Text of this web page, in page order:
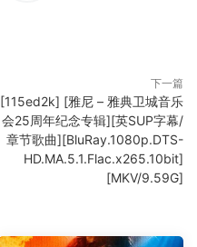
下一篇
[115ed2k] [雅尼 – 雅典卫城音乐
会25周年纪念专辑][英SUP字幕/
章节歌曲][BluRay.1080p.DTS-
HD.MA.5.1.Flac.x265.10bit]
[MKV/9.59G]